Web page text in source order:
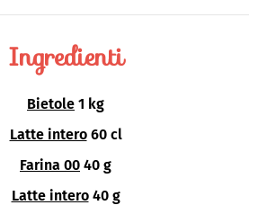
Ingredienti
Bietole 1 kg
Latte intero 60 cl
Farina 00 40 g
Latte intero 40 g